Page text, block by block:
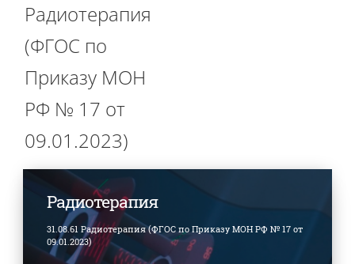
Радиотерапия
(ФГОС по
Приказу МОН
РФ № 17 от
09.01.2023)
Радиотерапия
31.08.61 Радиотерапия (ФГОС по Приказу МОН РФ № 17 от
09.01.2023)